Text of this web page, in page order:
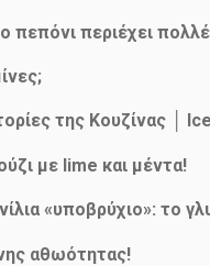
πεπόνι περιέχει
της Κουζίνας │
με lime και μέντα!
«υποβρύχιο»: το
αθωότητας!